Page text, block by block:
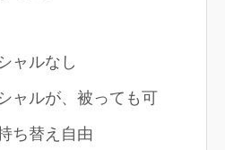
ャルなし
ャルが、被っても可
ち替え自由